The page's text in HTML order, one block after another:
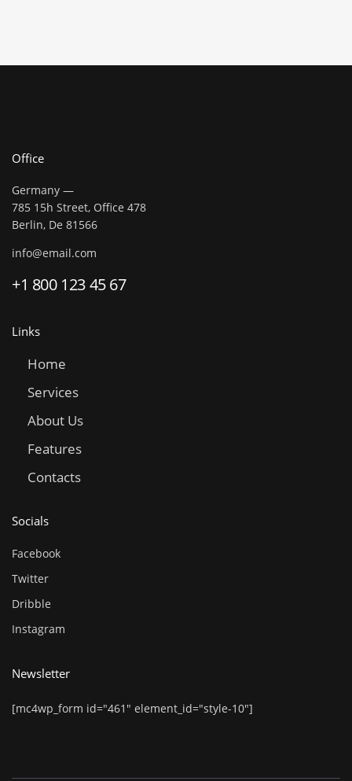
Office
Germany —
785 15h Street, Office 478
Berlin, De 81566
info@email.com
+1 800 123 45 67
Links
Home
Services
About Us
Features
Contacts
Socials
Facebook
Twitter
Dribble
Instagram
Newsletter
[mc4wp_form id="461" element_id="style-10"]